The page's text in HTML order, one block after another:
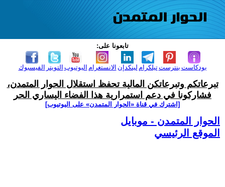
تابعونا على:
الفيسبوك التويتر اليوتيوب الانستغرام لينكدإن تيلكرامبنترست بودكاست
تبرعاتكم وتبرعاتكن المالية تحفظ استقلال الحوار المتمدن،
فشاركونا في دعم استمرارية هذا الفضاء اليساري الحر
[اشترك في قناة ‫«الحوار المتمدن» على اليوتيوب]
الحوار المتمدن - موبايل
الموقع الرئيسي